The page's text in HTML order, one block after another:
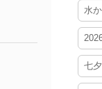
水
七